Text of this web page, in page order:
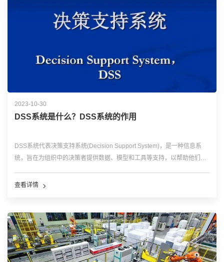
2023-10-30
DSS系统是什么？DSS系统的作用
DSS系统代表决策支持系统(Decision Support System)，是一种信息系
统，旨在为组织中的决策者提供数据、模型和工具等支持，以帮助他们做
术，以及用户友好的界面，以促进有效的决策过程 DSS系统包括以下主
查看详情